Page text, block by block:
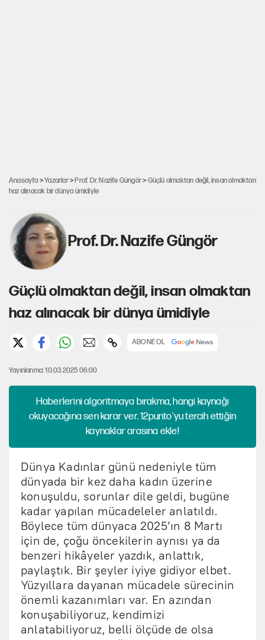
Anasayfa >Yazarlar>Prof. Dr. Nazife Güngör> Güçlü olmaktan değil, insan olmaktan
haz alınacak bir dünya ümidiyle
Prof. Dr. Nazife Güngör
Güçlü olmaktan değil, insan olmaktan
haz alınacak bir dünya ümidiyle
ABONE OL
Yayınlanma: 10.03.2025 06:00
Haberlerini algoritmaya bırakma, hangi kaynağı
okuyacağına sen karar ver. 12punto'yu tercih ettiğin
kaynaklar arasına ekle!
Dünya Kadınlar günü nedeniyle tüm
dünyada bir kez daha kadın üzerine
konuşuldu, sorunlar dile geldi, bugüne
kadar yapılan mücadeleler anlatıldı.
Böylece tüm dünyaca 2025’ın 8 Martı
için de, çoğu öncekilerin aynısı ya da
benzeri hikâyeler yazdık, anlattık,
paylaştık. Bir şeyler iyiye gidiyor elbet.
Yüzyıllara dayanan mücadele sürecinin
önemli kazanımları var. En azından
konuşabiliyoruz, kendimizi
anlatabiliyoruz, belli ölçüde de olsa